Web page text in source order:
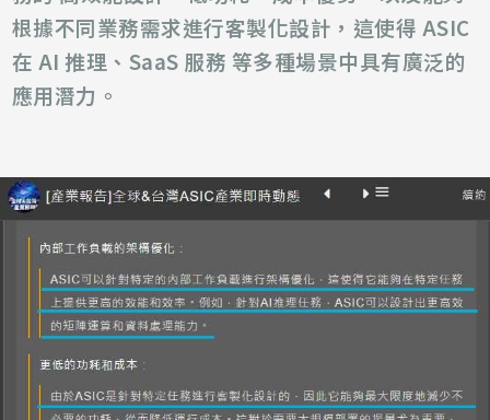
根據不同業務需求進行客製化設計， 這使得 ASIC
在 AI 推理、SaaS 服務 等多種場景中具有廣泛的
應用潛力。